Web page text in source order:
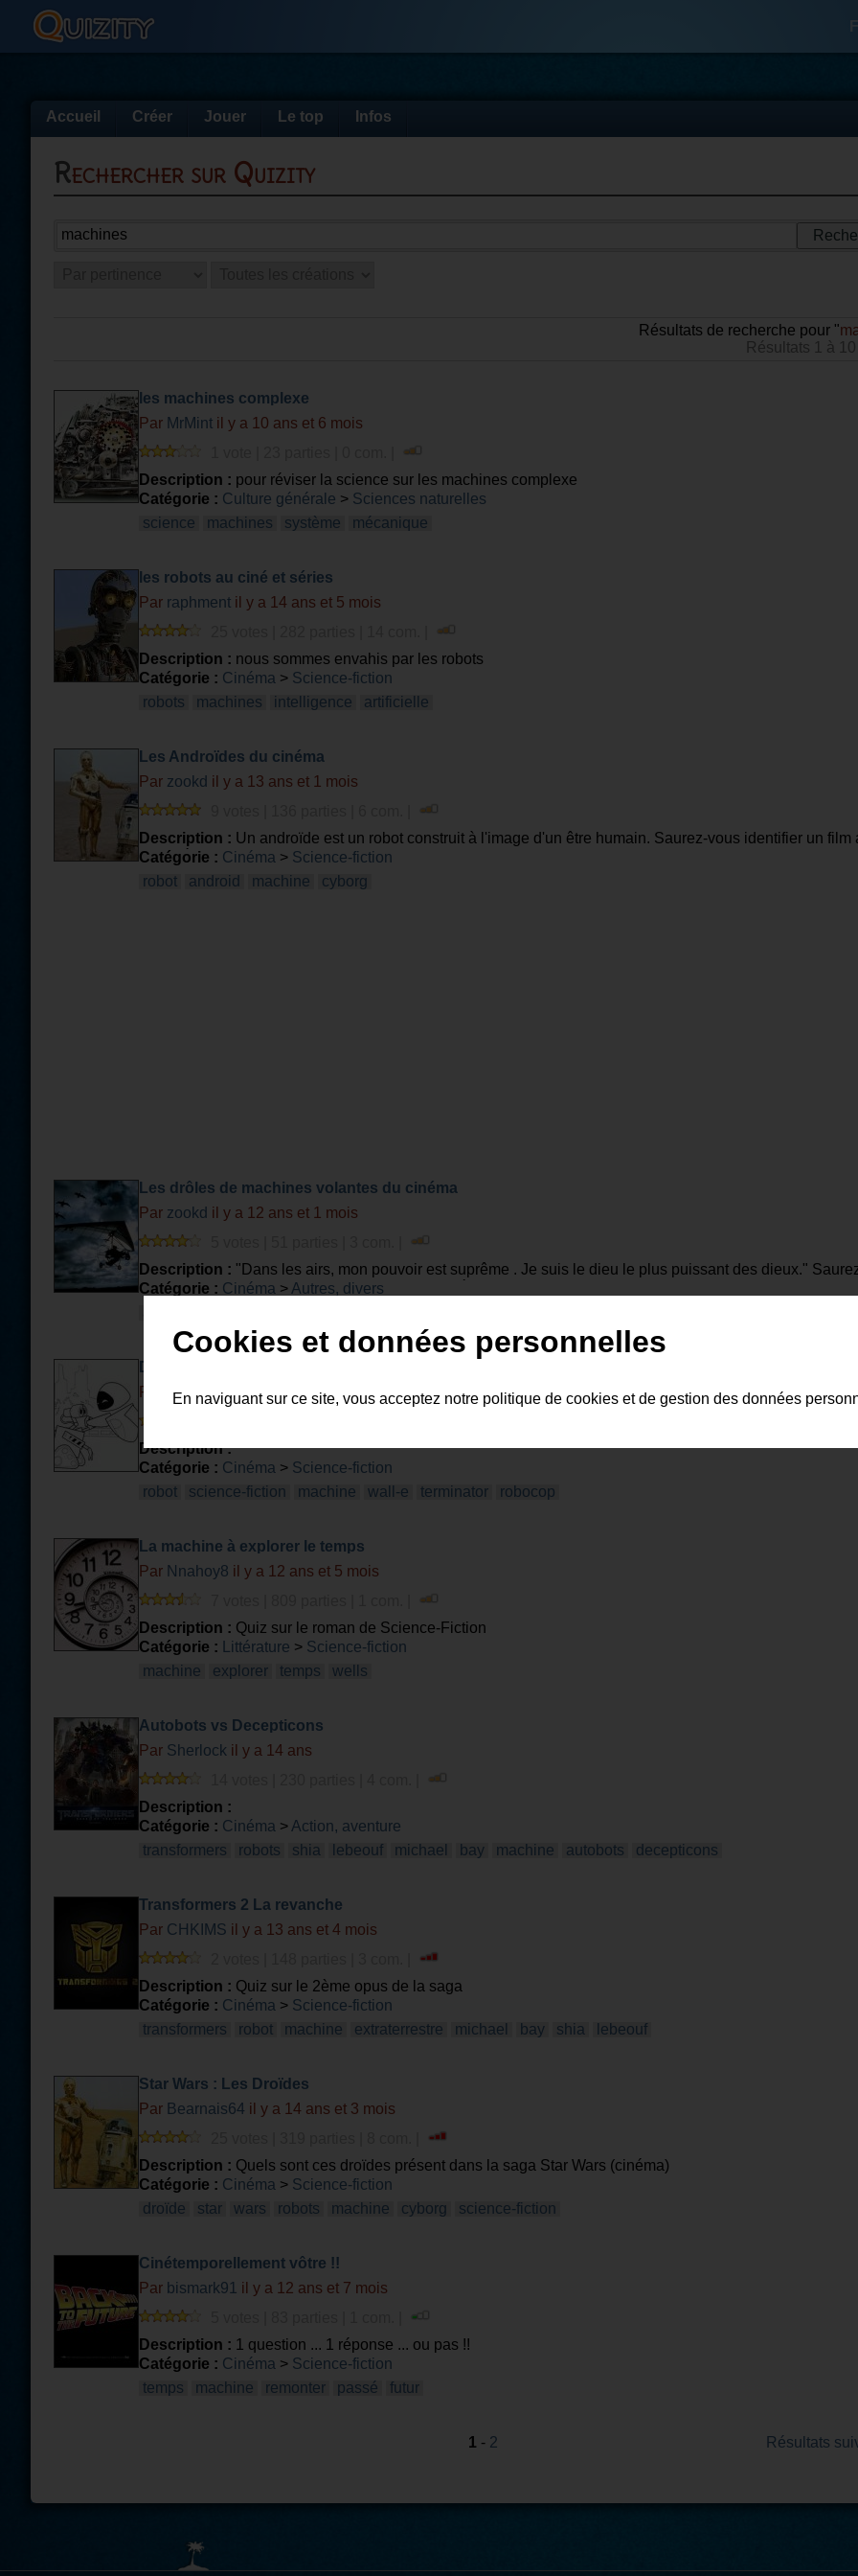
Accueil Créer Jouer Le top Infos
Rechercher sur Quizity
Résultats de recherche pour "
Résultats 1 à
les machines complexe
Par MrMint il y a 10 ans et 6 mois
Description : pour réviser la science sur les machines complexe
Catégorie : Culture générale > Sciences naturelles
science
machines système mécanique
les robots au ciné et séries
Par raphment il y a 14 ans et 5 mois
Description : nous sommes envahis par les robots
Catégorie : Cinéma > Science-fiction
robots
machines intelligence artificielle
Les Androïdes du cinéma
Par zookd il y a 13 ans et 1 mois
Description : Un androïde est un robot construit à l'image d'un être humain. Saurez-vous identifier un film
une scène d'androide?
Catégorie : Cinéma > Science-fiction
robot
android machine cyborg
Les drôles de machines volantes du cinéma
Par zookd il y a 12 ans et 1 mois
Description : "Dans les airs, mon pouvoir est suprême . Je suis le dieu le plus puissant des dieux."
reconnaitre une machine volante insolite du cinéma?
Catégorie : Cinéma > Autres, divers
Des robots au ciné !
Par
nykhau il y a 13 ans et 9 mois
Description :
Catégorie : Cinéma > Science-fiction
robot
science-fiction machine wall-e terminator robocop
La machine à explorer le temps
Par Nnahoy8 il y a 12 ans et 5 mois
Description : Quiz sur le roman de Science-Fiction
Catégorie :
Littérature > Science-fiction
machine
explorer temps wells
Autobots vs Decepticons
Par Sherlock il y a 14 ans
Description :
Catégorie : Cinéma > Action, aventure
transformers
robots shia lebeouf michael bay machine autobots decepticons
Transformers 2 La revanche
Par CHKIMS il y a 13 ans et 4 mois
Description : Quiz sur le 2ème opus de la saga
Catégorie : Cinéma > Science-fiction
transformers
robot machine extraterrestre michael bay shia lebeouf
Star Wars : Les Droïdes
Par Bearnais64 il y a 14 ans et 3 mois
Description : Quels sont ces droïdes présent dans la saga Star Wars (cinéma)
Catégorie : Cinéma > Science-fiction
droïde
star wars robots machine cyborg science-fiction
Cinétemporellement vôtre !!
Par bismark91 il y a 12 ans et 7 mois
Description : 1 question ... 1 réponse ... ou pas !!
Catégorie : Cinéma > Science-fiction
temps
machine remonter passé futur
1 - 2 Résultats
Cookies et données personnelles
En naviguant sur ce site, vous acceptez notre politique de cookies et de gestion des données